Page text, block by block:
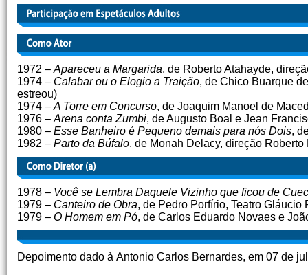
1972 – Apareceu a Margarida, de Roberto Atahayde,
1974 – Calabar ou o Elogio a Traição, de Chico Buarque
estreou)
1974 – A Torre em Concurso, de Joaquim Manoel de
1976 – Arena conta Zumbi, de Augusto Boal e Jean
1980 – Esse Banheiro é Pequeno demais para nós Dois,
1982 – Parto da Búfalo, de Monah Delacy, direção
1978 – Você se Lembra Daquele Vizinho que ficou de
1979 – Canteiro de Obra, de Pedro Porfírio, Teatro Gláucio
1979 – O Homem em Pó, de Carlos Eduardo Novaes e
Depoimento dado à Antonio Carlos Bernardes, em 07 de